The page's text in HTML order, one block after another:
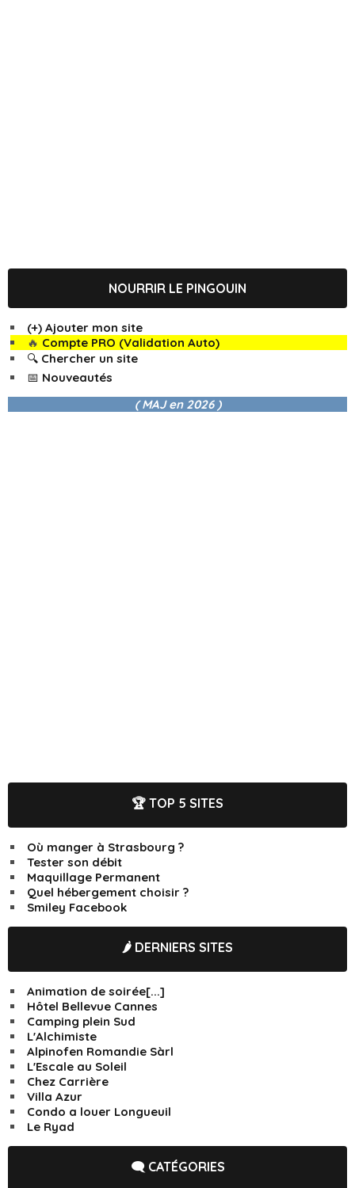
NOURRIR LE PINGOUIN
(+) Ajouter mon site
🔥 Compte PRO (Validation Auto)
🔍 Chercher un site
📅 Nouveautés
( MAJ en 2026 )
🏆 TOP 5 SITES
Où manger à Strasbourg ?
Tester son débit
Maquillage Permanent
Quel hébergement choisir ?
Smiley Facebook
🌶️ DERNIERS SITES
Animation de soirée[...]
Hôtel Bellevue Cannes
Camping plein Sud
L'Alchimiste
Alpinofen Romandie Sàrl
L'Escale au Soleil
Chez Carrière
Villa Azur
Condo a louer Longueuil
Le Ryad
🗨️ CATÉGORIES